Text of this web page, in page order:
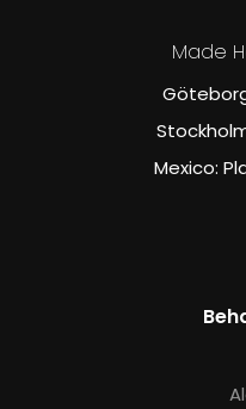
Made
Mexico: